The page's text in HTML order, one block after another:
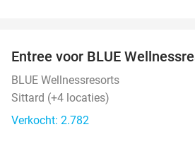
Entree voor BLUE
BLUE Wellnessresorts
Sittard (+4 locaties)
Verkocht: 2.782